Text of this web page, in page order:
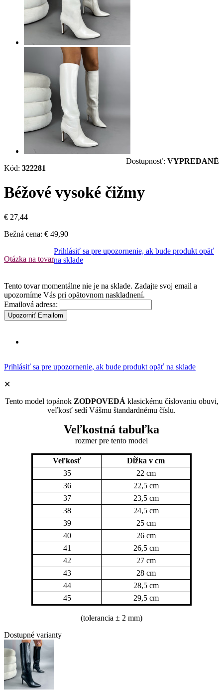
Kód: 322281
Dostupnosť: VYPREDANÉ
Béžové vysoké čižmy
€ 27,44
Bežná cena: € 49,90
Otázka na tovar
Prihlásiť sa pre upozornenie, ak bude produkt opäť
na sklade
Tento tovar momentálne nie je na sklade. Zadajte svoj email a
upozorníme Vás pri opätovnom naskladnení.
Emailová adresa:
Upozorniť Emailom
Prihlásiť sa pre upozornenie, ak bude produkt opäť na sklade
✕
Tento model topánok ZODPOVEDÁ klasickému číslovaniu obuvi,
veľkosť sedí Vášmu štandardnému číslu.
Veľkostná tabuľka
rozmer pre tento model
Veľkosť
Dĺžka v cm
35
22 cm
36
22,5 cm
37
23,5 cm
38
24,5 cm
39
25 cm
40
26 cm
41
26,5 cm
42
27 cm
43
28 cm
44
28,5 cm
45
29,5 cm
(tolerancia ± 2 mm)
Dostupné varianty